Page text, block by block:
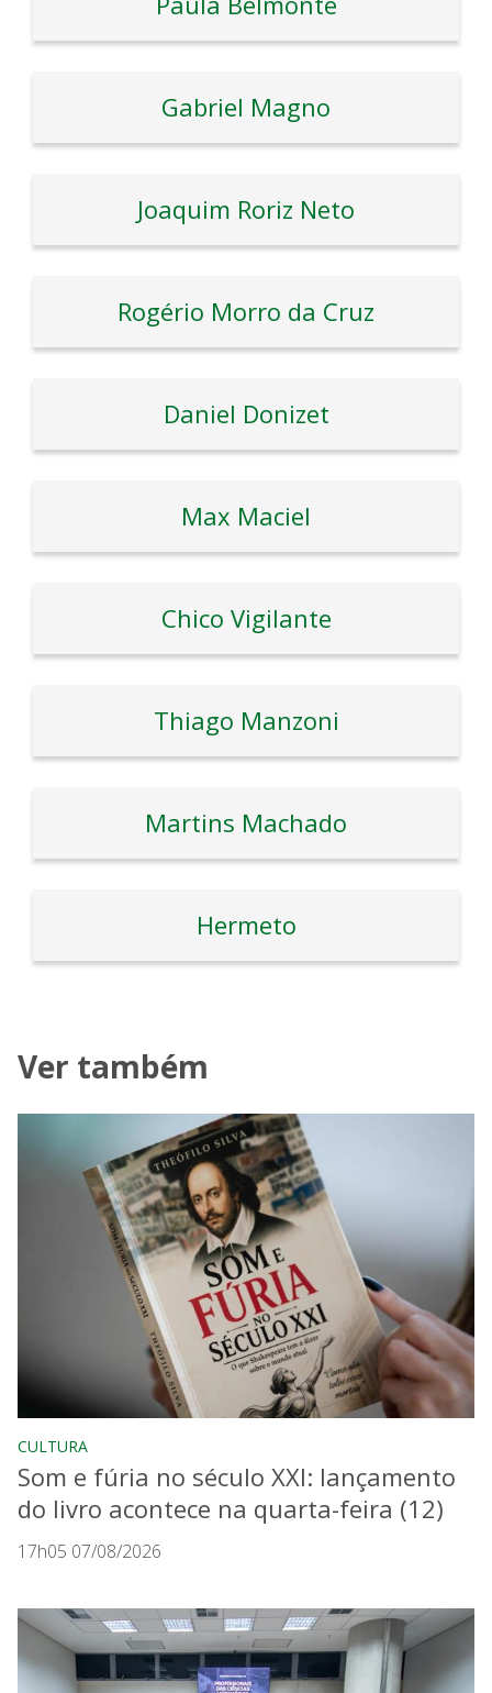
Gabriel Magno
Joaquim Roriz Neto
Rogério Morro da Cruz
Daniel Donizet
Max Maciel
Chico Vigilante
Thiago Manzoni
Martins Machado
Hermeto
Ver também
CULTURA
Som e fúria no século XXI: lançamento
do livro acontece na quarta-feira (12)
17h05 07/08/2026